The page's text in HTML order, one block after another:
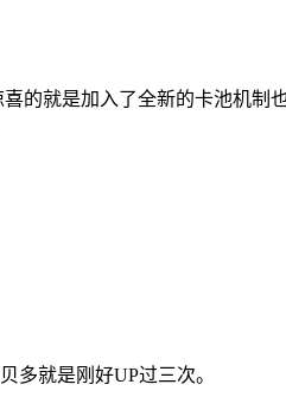
的就是加入了全新的卡池机
多就是刚好UP过三次。